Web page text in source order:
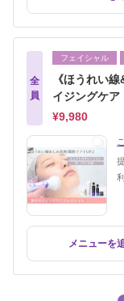
全
員
フェイシャル
《ほうれい
イジングケ
¥9,980
メニューを